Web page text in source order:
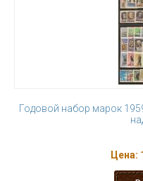
Годовой набор марок
Цена: